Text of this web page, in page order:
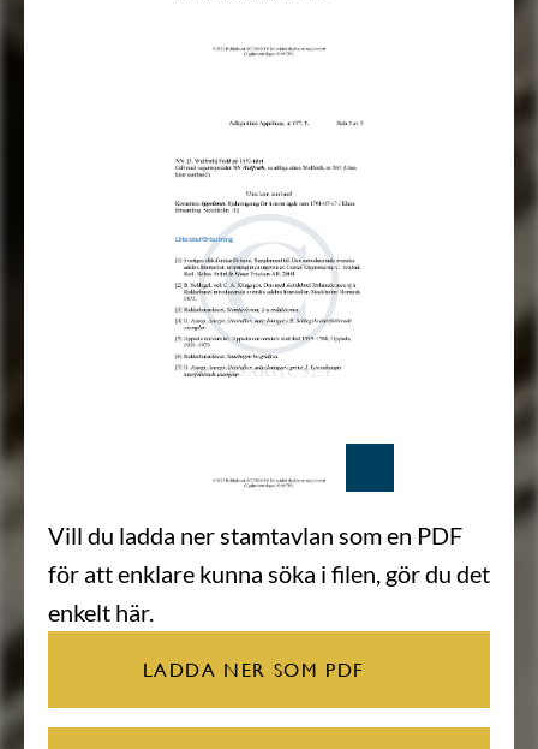
Vill du ladda ner stamtavlan som en PDF
för att enklare kunna söka i filen, gör du det
enkelt här.
LADDA NER SOM PDF